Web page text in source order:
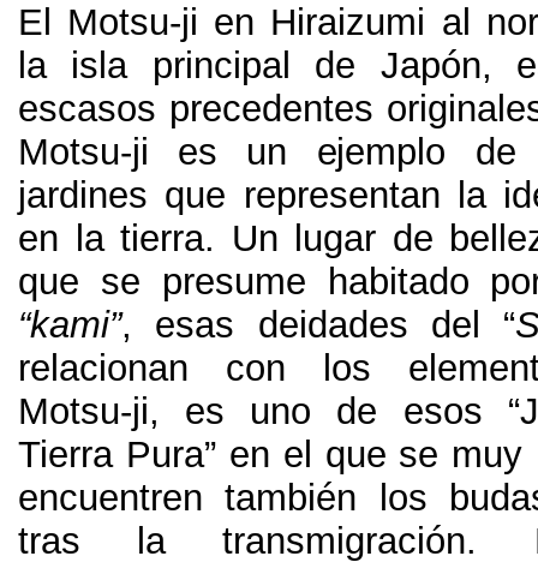
El Motsu-ji en Hiraizumi al
la isla principal de Japón,
escasos precedentes
Motsu-ji es un ejemplo de
jardines que representan la
en la tierra. Un lugar de
que se presume habitado
“kami”, esas deidades del “
relacionan con los
Motsu-ji, es uno de esos
Tierra Pura” en el que se
encuentren también los
tras la transmigración.